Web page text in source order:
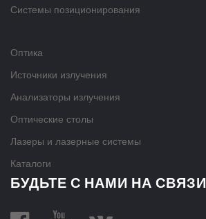
Системы позиционирования
Оптика
Источники излучения
Анализаторы излучения
Оптические столы
Лазеры и лазерные системы
Каталоги
БУДЬТЕ С НАМИ НА СВЯЗИ